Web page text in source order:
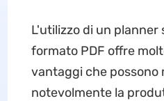
L'utilizzo di un planner
formato PDF offre
vantaggi che possono
notevolmente la